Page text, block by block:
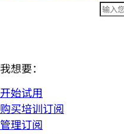
我想要：
开始试用
购买培训订阅
管理订阅